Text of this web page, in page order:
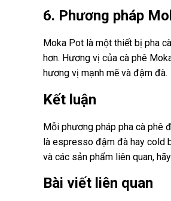
6. Phương pháp
Moka Pot là một thiết bị pha
hơn. Hương vị của cà phê
hương vị mạnh mẽ và đậm đà.
Kết luận
Mỗi phương pháp pha cà phê
là espresso đậm đà hay cold
và các sản phẩm liên quan,
Bài viết liên quan